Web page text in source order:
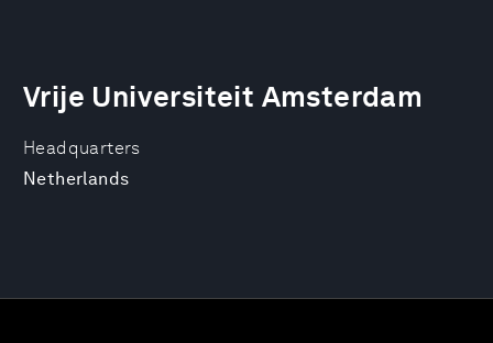
Headquarters
Netherlands
Vrije Universiteit Amsterdam